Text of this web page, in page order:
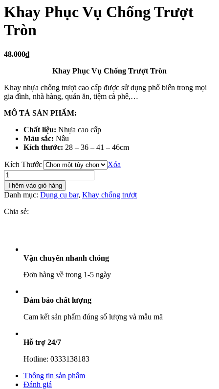
Khay Phục Vụ Chống Trượt
Tròn
48.000₫
Khay Phục Vụ Chống Trượt Tròn
Khay nhựa chống trượt cao cấp được sử dụng phổ biến trong mọi
gia đình, nhà hàng, quán ăn, tiệm cà phê,…
MÔ TẢ SẢN PHẨM:
Chất liệu: Nhựa cao cấp
Màu sắc: Nâu
Kích thước: 28 – 36 – 41 – 46cm
Kích Thước
Xóa
Khay
Phục
Vụ
Chống
Trượt
Thêm vào giỏ hàng
Danh mục: Dụng cụ bar, Khay chống trượt
Chia sẻ:
Vận chuyển nhanh chóng
Đơn hàng về trong 1-5 ngày
Đảm bảo chất lượng
Cam kết sản phẩm đúng số lượng và mẫu mã
Hỗ trợ 24/7
Hotline: 0333138183
Thông tin sản phẩm
Đánh giá